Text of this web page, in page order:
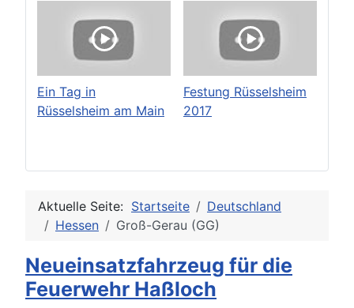
Ein Tag in
Rüsselsheim am Main
Festung Rüsselsheim
2017
Aktuelle Seite: Startseite
Deutschland
Hessen
Groß-Gerau (GG)
Neueinsatzfahrzeug für die
Feuerwehr Haßloch